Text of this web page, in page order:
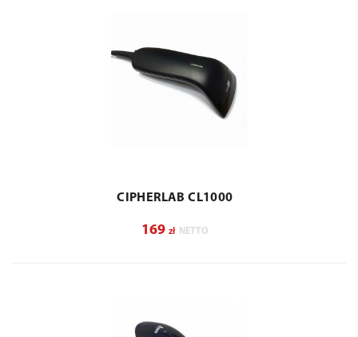
CIPHERLAB CL1000
169 zł NETTO